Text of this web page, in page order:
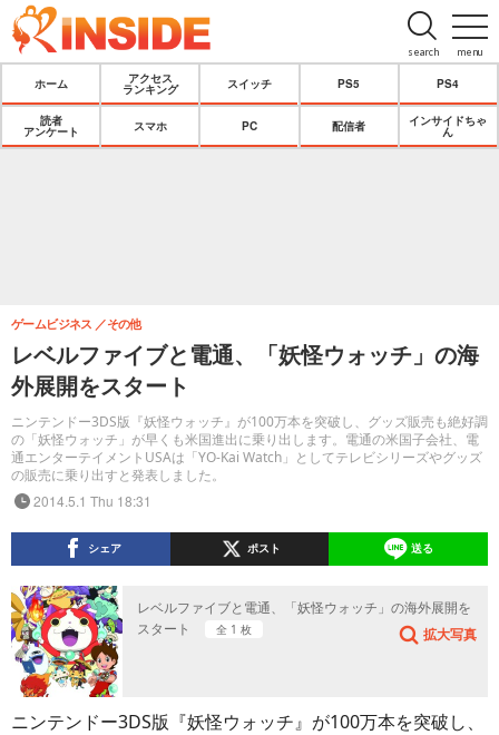
menu
search
ホーム
アクセス
ランキング
スイッチ PS5 PS4
読者
アンケート
スマホ PC 配信者
インサイドちゃ
ん
レベルファイブと電通、「妖怪ウォッチ」の海
外展開をスタート
ニンテンドー3DS版『妖怪ウォッチ』が100万本を突破し、グッズ販売も絶好調
の「妖怪ウォッチ」が早くも米国進出に乗り出します。電通の米国子会社、電
通エンターテイメントUSAは「YO-Kai Watch」としてテレビシリーズやグッズ
の販売に乗り出すと発表しました。
ゲームビジネス その他
2014.5.1 Thu 18:31
シェア ポスト 送る
レベルファイブと電通、「妖怪ウォッチ」の海外展開を
スタート
全 1 枚 拡大写真
ニンテンドー3DS版『妖怪ウォッチ』が100万本を突破し、